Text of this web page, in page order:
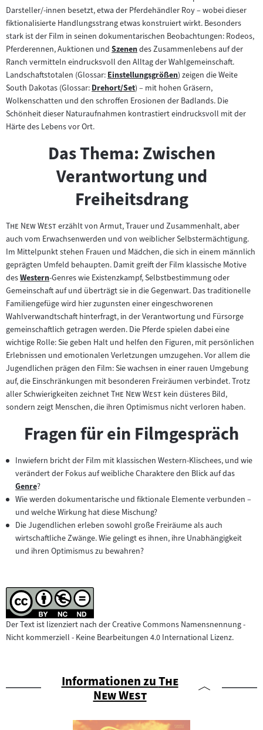
Darsteller/-innen besetzt, etwa der Pferdehändler Roy – wobei dieser
fiktionalisierte Handlungsstrang etwas konstruiert wirkt. Besonders
stark ist der Film in seinen dokumentarischen Beobachtungen: Rodeos,
Pferderennen, Auktionen und Zum
Inhalt:
Szenendes Zusammenlebens auf der
Ranch vermitteln eindrucksvoll den Alltag der Wahlgemeinschaft.
Landschaftstotalen (Glossar:Zum
Inhalt:
Einstellungsgrößen) zeigen die Weite
South Dakotas (Glossar:Zum
Inhalt:
Drehort/Set) – mit hohen Gräsern,
Wolkenschatten und den schroffen Erosionen der Badlands. Die
Schönheit dieser Naturaufnahmen kontrastiert eindrucksvoll mit der
Härte des Lebens vor Ort.
Das Thema: Zwischen
Verantwortung und
Freiheitsdrang
"
The New West"erzählt von Armut, Trauer und Zusammenhalt, aber
auch vom Erwachsenwerden und von weiblicher Selbstermächtigung.
Im Mittelpunkt stehen Frauen und Mädchen, die sich in einem männlich
geprägten Umfeld behaupten. Damit greift der Film klassische Motive
desZum
Inhalt:
Western-Genres wie Existenzkampf, Selbstbestimmung oder
Gemeinschaft auf und überträgt sie in die Gegenwart. Das traditionelle
Familiengefüge wird hier zugunsten einer eingeschworenen
Wahlverwandtschaft hinterfragt, in der Verantwortung und Fürsorge
gemeinschaftlich getragen werden. Die Pferde spielen dabei eine
wichtige Rolle: Sie geben Halt und helfen den Figuren, mit persönlichen
Erlebnissen und emotionalen Verletzungen umzugehen. Vor allem die
Jugendlichen prägen den Film: Sie wachsen in einer rauen Umgebung
auf, die Einschränkungen mit besonderen Freiräumen verbindet. Trotz
aller Schwierigkeiten zeichnet"
The New West"kein düsteres Bild,
sondern zeigt Menschen, die ihren Optimismus nicht verloren haben.
Fragen für ein Filmgespräch
Inwiefern bricht der Film mit klassischen Western-Klischees, und wie
verändert der Fokus auf weibliche Charaktere den Blick auf das
Zum
Inhalt:
Genre?
Wie werden dokumentarische und fiktionale Elemente verbunden –
und welche Wirkung hat diese Mischung?
Die Jugendlichen erleben sowohl große Freiräume als auch
wirtschaftliche Zwänge. Wie gelingt es ihnen, ihre Unabhängigkeit
und ihren Optimismus zu bewahren?
Der Text ist lizenziert nach der Creative Commons Namensnennung -
Nicht kommerziell - Keine Bearbeitungen 4.0 International Lizenz.
Informationen zu"
The
New West"